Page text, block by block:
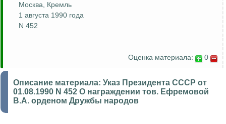
Москва, Кремль
1 августа 1990 года
N 452
Оценка материала: 0
Описание материала: Указ Президента СССР от
01.08.1990 N 452 О награждении тов. Ефремовой
В.А. орденом Дружбы народов